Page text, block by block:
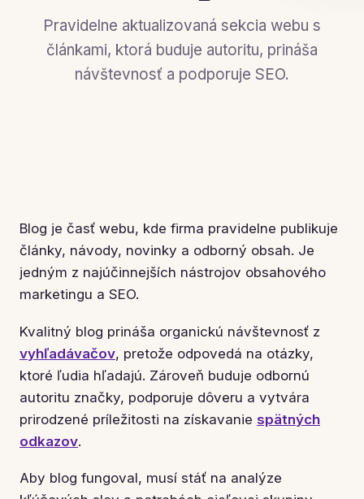
Pravidelne aktualizovaná sekcia webu s
článkami, ktorá buduje autoritu, prináša
návštevnosť a podporuje SEO.
Blog je časť webu, kde firma pravidelne publikuje
články, návody, novinky a odborný obsah. Je
jedným z najúčinnejších nástrojov obsahového
marketingu a SEO.
Kvalitný blog prináša organickú návštevnosť z
vyhľadávačov, pretože odpovedá na otázky,
ktoré ľudia hľadajú. Zároveň buduje odbornú
autoritu značky, podporuje dôveru a vytvára
prirodzené príležitosti na získavanie spätných
odkazov.
Aby blog fungoval, musí stáť na analýze